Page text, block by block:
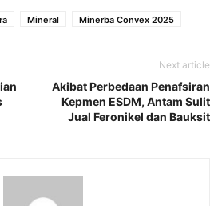
Mineral Minerba Convex 2025
Next article
Akibat Perbedaan Penafsiran
Kepmen ESDM, Antam Sulit
Jual Feronikel dan Bauksit